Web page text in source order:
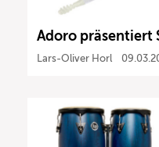
Adoro präsentiert
Lars-Oliver Horl